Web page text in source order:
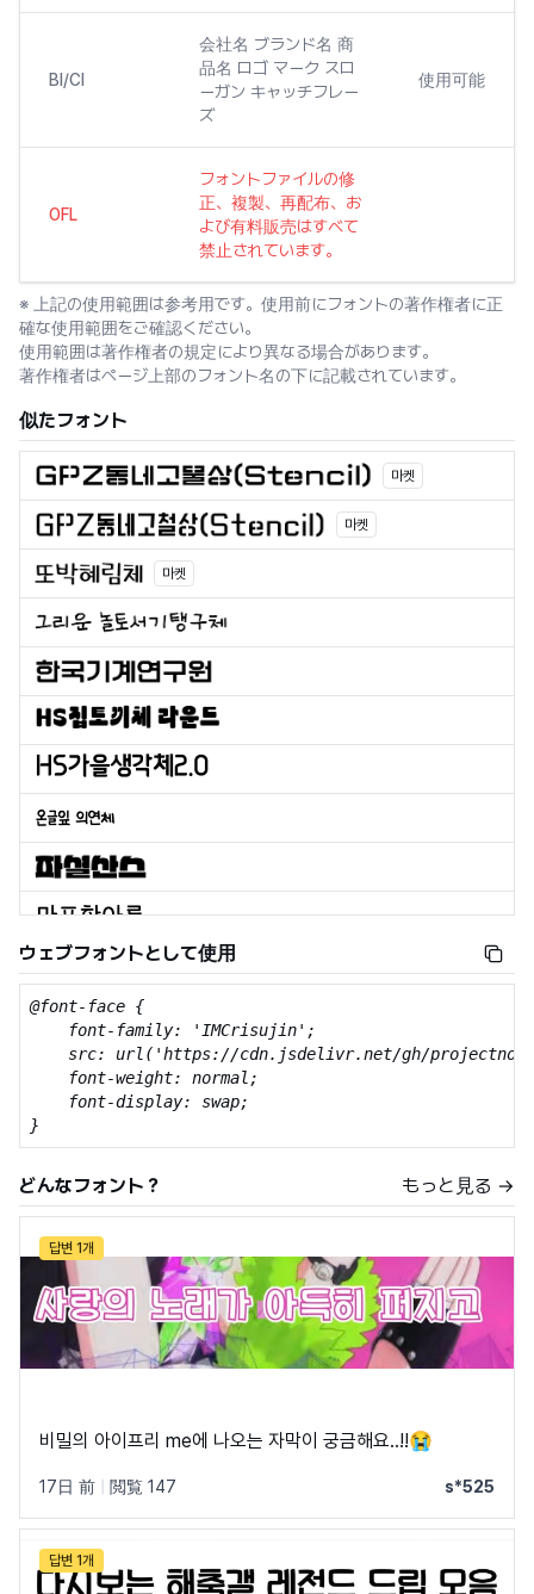
BI/CI
会社名 ブランド名 商
品名 ロゴ マーク スロ
ーガン キャッチフレー
ズ
使用可能
OFL
フォントファイルの修
正、複製、再配布、お
よび有料販売はすべて
禁止されています。
※ 上記の使用範囲は参考用です。使用前にフォントの著作権者に正
確な使用範囲をご確認ください。
使用範囲は著作権者の規定により異なる場合があります。
著作権者はページ上部のフォント名の下に記載されています。
似たフォント
마켓
마켓
마켓
ウェブフォントとして使用
@font-face {
    font-family: 'IMCrisujin';
src: url('https://cdn.jsdelivr.net/gh/
    font-weight: normal;
    font-display: swap;
}
どんなフォント？ もっと見る →
답변 1개
비밀의 아이프리 me에 나오는 자막이 궁금해요..!!😭
17日 前 閲覧 147 s*525
답변 1개